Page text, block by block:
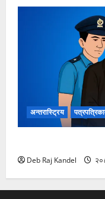
अन्तरास्ट्रिय
Deb Raj Kandel